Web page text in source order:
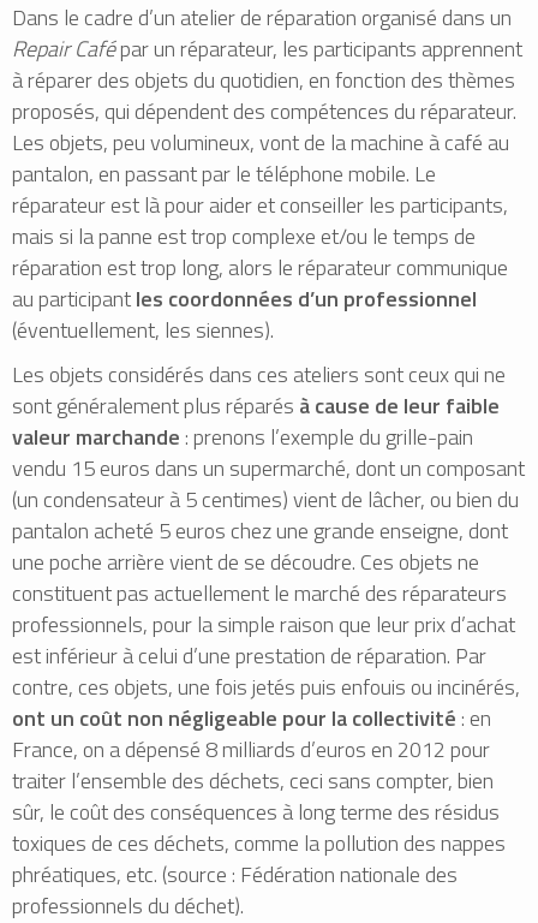
Dans le cadre d’un atelier de réparation organisé dans un
Repair Cafépar un réparateur, les participants apprennent
à réparer des objets du quotidien, en fonction des thèmes
proposés, qui dépendent des compétences du réparateur.
Les objets, peu volumineux, vont de la machine à café au
pantalon, en passant par le téléphone mobile. Le
réparateur est là pour aider et conseiller les participants,
mais si la panne est trop complexe et/ou le temps de
réparation est trop long, alors le réparateur communique
au participantles coordonnées d’un professionnel
(éventuellement, les siennes).
Les objets considérés dans ces ateliers sont ceux qui ne
sont généralement plus réparés à cause de leur faible
valeur marchande : prenons l’exemple du grille-pain
vendu 15 euros dans un supermarché, dont un composant
(un condensateur à 5 centimes) vient de lâcher, ou bien du
pantalon acheté 5 euros chez une grande enseigne, dont
une poche arrière vient de se découdre. Ces objets ne
constituent pas actuellement le marché des réparateurs
professionnels, pour la simple raison que leur prix d’achat
est inférieur à celui d’une prestation de réparation. Par
contre, ces objets, une fois jetés puis enfouis ou incinérés,
ont un coût non négligeable pour la collectivité : en
France, on a dépensé 8 milliards d’euros en 2012 pour
traiter l’ensemble des déchets, ceci sans compter, bien
sûr, le coût des conséquences à long terme des résidus
toxiques de ces déchets, comme la pollution des nappes
phréatiques, etc. (source : Fédération nationale des
professionnels du déchet).